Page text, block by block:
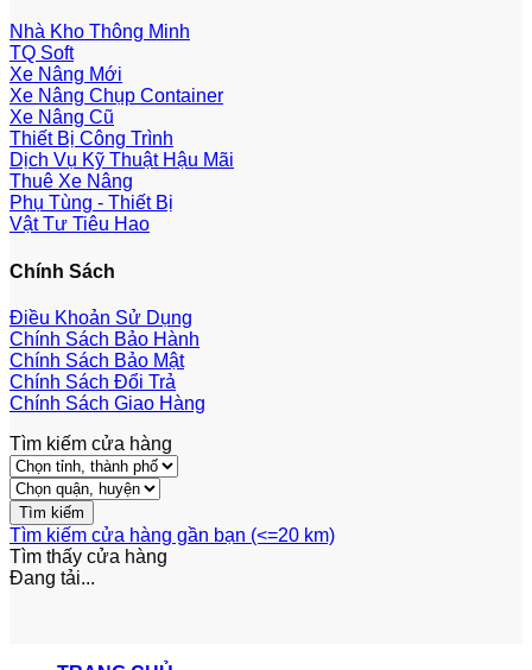
Nhà Kho Thông Minh
TQ Soft
Xe Nâng Mới
Xe Nâng Chụp Container
Xe Nâng Cũ
Thiết Bị Công Trình
Dịch Vụ Kỹ Thuật Hậu Mãi
Thuê Xe Nâng
Phụ Tùng - Thiết Bị
Vật Tư Tiêu Hao
Chính Sách
Điều Khoản Sử Dụng
Chính Sách Bảo Hành
Chính Sách Bảo Mật
Chính Sách Đổi Trả
Chính Sách Giao Hàng
Tìm kiếm cửa hàng
Tìm kiếm cửa hàng gần bạn (<=20 km)
Tìm thấy cửa hàng
Đang tải...